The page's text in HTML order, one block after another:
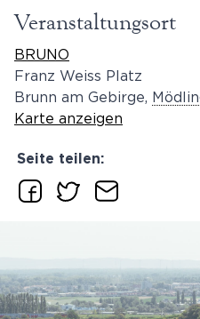
Veranstaltungsort
BRUNO
Franz Weiss Platz
Brunn am Gebirge,
Karte anzeigen
Seite teilen: